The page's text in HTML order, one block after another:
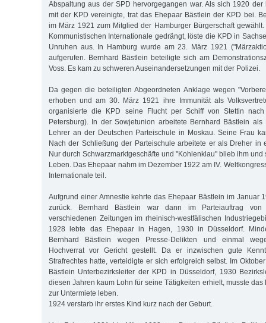
Abspaltung aus der SPD hervorgegangen war. Als sich 1920
mit der KPD vereinigte, trat das Ehepaar Bästlein der KPD bei.
im März 1921 zum Mitglied der Hamburger Bürgerschaft
Kommunistischen Internationale gedrängt, löste die KPD in
Unruhen aus. In Hamburg wurde am 23. März 1921
aufgerufen. Bernhard Bästlein beteiligte sich am
Voss. Es kam zu schweren Auseinandersetzungen mit der Polizei.
Da gegen die beteiligten Abgeordneten Anklage wegen
erhoben und am 30. März 1921 ihre Immunität als
organisierte die KPD seine Flucht per Schiff von Stettin
Petersburg). In der Sowjetunion arbeitete Bernhard Bästlein als
Lehrer an der Deutschen Parteischule in Moskau. Seine Frau
Nach der Schließung der Parteischule arbeitete er als Dreher in
Nur durch Schwarzmarktgeschäfte und "Kohlenklau" blieb ihm und
Leben. Das Ehepaar nahm im Dezember 1922 am IV.
Internationale teil.
Aufgrund einer Amnestie kehrte das Ehepaar Bästlein im Januar
zurück. Bernhard Bästlein war dann im Parteiauftrag
verschiedenen Zeitungen im rheinisch-westfälischen
1928 lebte das Ehepaar in Hagen, 1930 in Düsseldorf.
Bernhard Bästlein wegen Presse-Delikten und einmal
Hochverrat vor Gericht gestellt. Da er inzwischen gute
Strafrechtes hatte, verteidigte er sich erfolgreich selbst. Im
Bästlein Unterbezirksleiter der KPD in Düsseldorf, 1930
diesen Jahren kaum Lohn für seine Tätigkeiten erhielt, musste
zur Untermiete leben.
1924 verstarb ihr erstes Kind kurz nach der Geburt.